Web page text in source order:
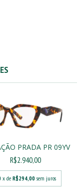
PRADA PR 09YV
R$2.940,00
x de R$294,00 sem juros